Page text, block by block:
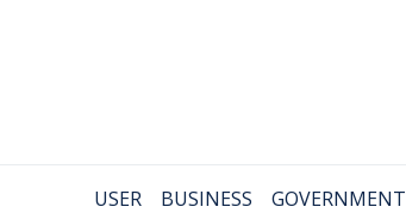
USER BUSINESS GOVERNMENT